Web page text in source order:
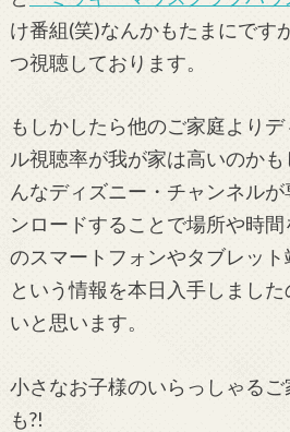
け番組(笑)なんかもたまにです
つ視聴しております。
もしかしたら他のご家庭より
ル視聴率が我が家は高いのか
んなディズニー・チャンネル
ンロードすることで場所や時
のスマートフォンやタブレット
という情報を本日入手しまし
いと思います。
小さなお子様のいらっしゃる
も?!